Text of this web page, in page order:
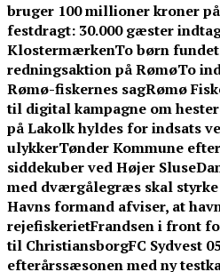
bruger 100 millioner kroner
festdragt: 30.000 gæster
KlostermærkenTo børn
redningsaktion på RømøTo
Rømø-fiskernes sagRømø
til digital kampagne om
på Lakolk hyldes for indsats
ulykkerTønder Kommune
siddekuber ved Højer Sluse
med dværgålegræs skal styrke
Havns formand afviser, at
rejefiskerietFrandsen i front
til ChristiansborgFC Sydvest
efterårssæsonen med ny